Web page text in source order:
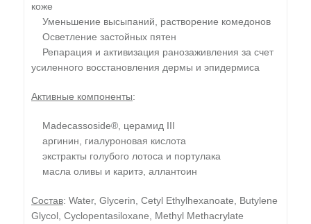
коже
Уменьшение высыпаний, растворение комедонов
Осветление застойных пятен
Репарация и активизация ранозаживления за счет
усиленного восстановления дермы и эпидермиса
Активные компоненты:
Madecassoside®, церамид III
аргинин, гиалуроновая кислота
экстракты голубого лотоса и портулака
масла оливы и каритэ, аллантоин
Состав: Water, Glycerin, Cetyl Ethylhexanoate, Butylene
Glycol, Cyclopentasiloxane, Methyl Methacrylate